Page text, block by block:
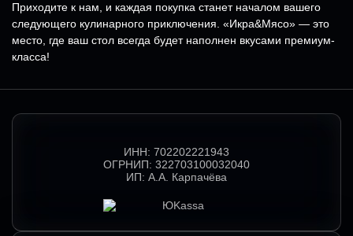
Приходите к нам, и каждая покупка станет началом вашего
следующего кулинарного приключения. «Икра&Мясо» — это
место, где ваш стол всегда будет наполнен вкусами премиум-
класса!
ИНН: 702202221943
ОГРНИП: 322703100032040
ИП: А.А. Карпачёва